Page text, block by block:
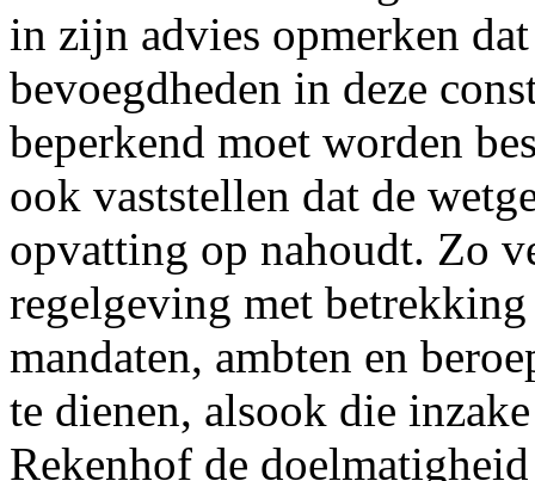
in zijn advies opmerken
bevoegdheden in deze
beperkend moet worden
ook vaststellen dat de
opvatting op nahoudt. Zo
regelgeving met
mandaten, ambten en
te dienen, alsook die
Rekenhof de